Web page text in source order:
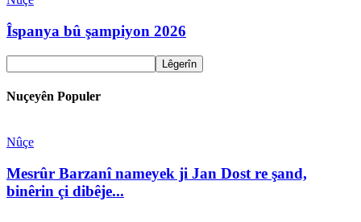
Îspanya bû şampiyon 2026
Nuçeyên Populer
Nûçe
Mesrûr Barzanî nameyek ji Jan Dost re şand,
binêrin çi dibêje...